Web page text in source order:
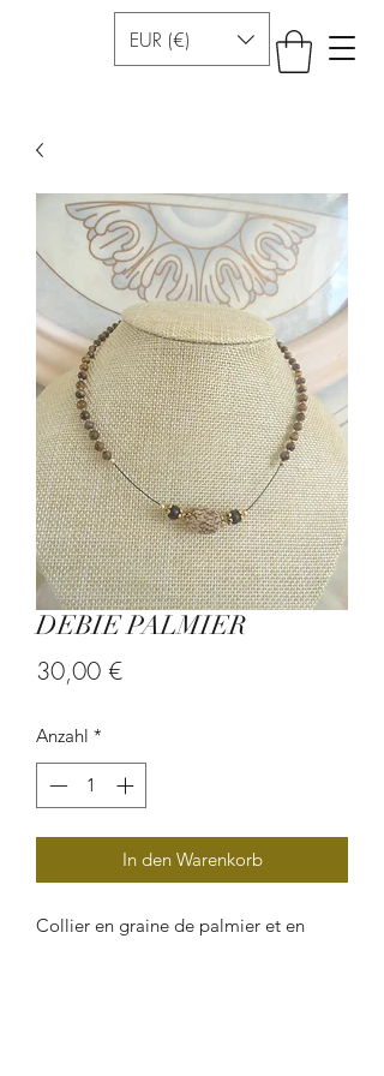
EUR (€)
DEBIE PALMIER
30,00 €Preis
Anzahl *
In den Warenkorb
Collier en graine de palmier et en